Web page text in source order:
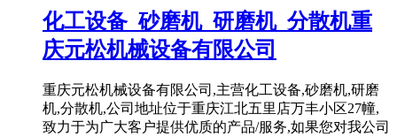
化工设备_砂磨机_研磨机_分散机重
庆元松机械设备有限公司
重庆元松机械设备有限公司,主营化工设备,砂磨机,研磨
机,分散机,公司地址位于重庆江北五里店万丰小区27幢,
致力于为广大客户提供优质的产品/服务,如果您对我公司